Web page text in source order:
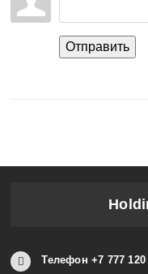
Отправить
Телефон +7 777 120